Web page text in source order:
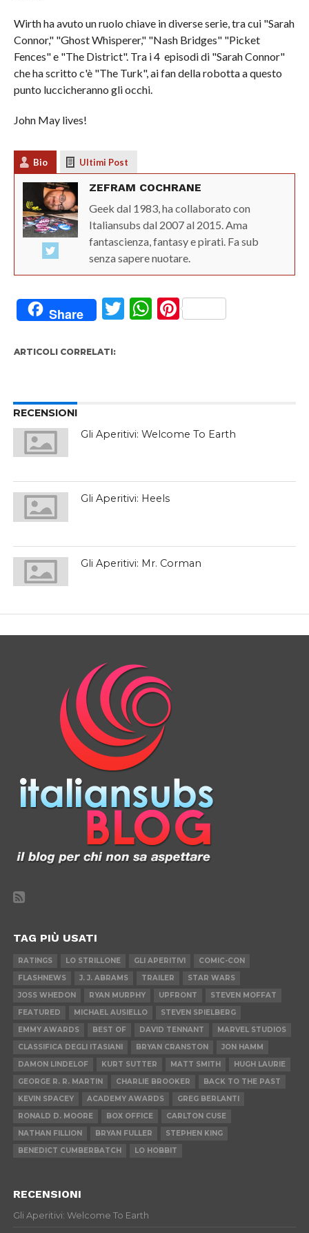
Wirth ha avuto un ruolo chiave in diverse serie, tra cui "Sarah
Connor," "Ghost Whisperer," "Nash Bridges" "Picket
Fences" e "The District". Tra i 4 episodi di "Sarah Connor"
che ha scritto c'è "The Turk", ai fan della robotta a questo
punto luccicheranno gli occhi.
John May lives!
Bio Ultimi Post
ZEFRAM COCHRANE
Geek dal 1983, ha collaborato con
Italiansubs dal 2007 al 2015. Ama
fantascienza, fantasy e pirati. Fa sub
senza sapere nuotare.
Share Twitter
WhatsApp
Pinterest
ARTICOLI CORRELATI:
RECENSIONI
Gli Aperitivi: Welcome To Earth
Gli Aperitivi: Heels
Gli Aperitivi: Mr. Corman
TAG PIÙ USATI
RATINGS LO STRILLONE GLI APERITIVI
COMIC-CON
FLASHNEWS
J. J. ABRAMS TRAILER
STAR WARS
JOSS WHEDON
RYAN MURPHY UPFRONT
STEVEN MOFFAT
FEATURED
MICHAEL AUSIELLO
STEVEN SPIELBERG
EMMY AWARDS
BEST OF DAVID TENNANT
MARVEL STUDIOS
CLASSIFICA DEGLI ITASIANI
BRYAN CRANSTON
JON HAMM
DAMON LINDELOF
KURT SUTTER MATT SMITH
HUGH LAURIE
GEORGE R. R. MARTIN
CHARLIE BROOKER
BACK TO THE PAST
KEVIN SPACEY
ACADEMY AWARDS
GREG BERLANTI
RONALD D. MOORE
BOX OFFICE
CARLTON CUSE
NATHAN FILLION
BRYAN FULLER
STEPHEN KING
BENEDICT CUMBERBATCH
LO HOBBIT
RECENSIONI
Gli Aperitivi: Welcome To Earth